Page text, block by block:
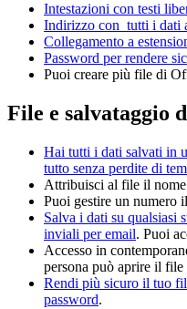
Intestazioni con testi
Indirizzo con tutti i dati
Collegamento a
Password per rendere
Puoi creare più file di
File e salvataggio
Hai tutti i dati salvati in
tutto senza perdite di
Attribuisci al file il nome
Puoi gestire un numero
Salva i dati su qualsiasi
inviali per email. Puoi
Accesso in
persona può aprire il
Rendi più sicuro il tuo
password.